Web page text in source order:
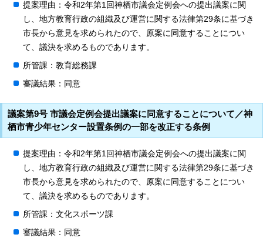
提案理由：令和2年第1回神栖市議会定例会への提出議案に関
し、地方教育行政の組織及び運営に関する法律第29条に基づき
市長から意見を求められたので、原案に同意することについ
て、議決を求めるものであります。
所管課：教育総務課
審議結果：同意
議案第9号 市議会定例会提出議案に同意することについて／神
栖市青少年センター設置条例の一部を改正する条例
提案理由：令和2年第1回神栖市議会定例会への提出議案に関
し、地方教育行政の組織及び運営に関する法律第29条に基づき
市長から意見を求められたので、原案に同意することについ
て、議決を求めるものであります。
所管課：文化スポーツ課
審議結果：同意